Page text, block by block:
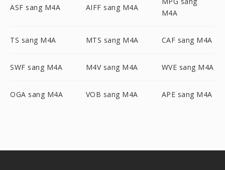
ASF sang M4A AIFF sang M4A
M4A
TS sang M4A MTS sang M4A CAF sang M4A
SWF sang M4A M4V sang M4A WVE sang M4A
OGA sang M4A VOB sang M4A APE sang M4A